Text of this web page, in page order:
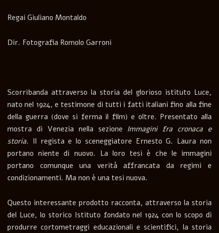
Regai Giuliano Montaldo
Dir. Fotografia Romolo Garroni
Scorribanda attraverso la storia del glorioso istituto Luce,
nato nel 1924, e testimone di tutti i fatti italiani fino alla fine
della guerra (dove si ferma il film) e oltre. Presentato alla
mostra di Venezia nella sezione Immagini fra cronaca e
storia. Il regista e lo sceneggiatore Ernesto G. Laura non
portano niente di nuovo. La loro tesi è che le immagini
portano comunque una verità affrancata da regimi e
condizionamenti. Ma non è una tesi nuova.
Questo interessante prodotto racconta, attraverso la storia
del Luce, lo storico Istituto fondato nel 1924 con lo scopo di
produrre cortometraggi educazionali e scientifici, la storia